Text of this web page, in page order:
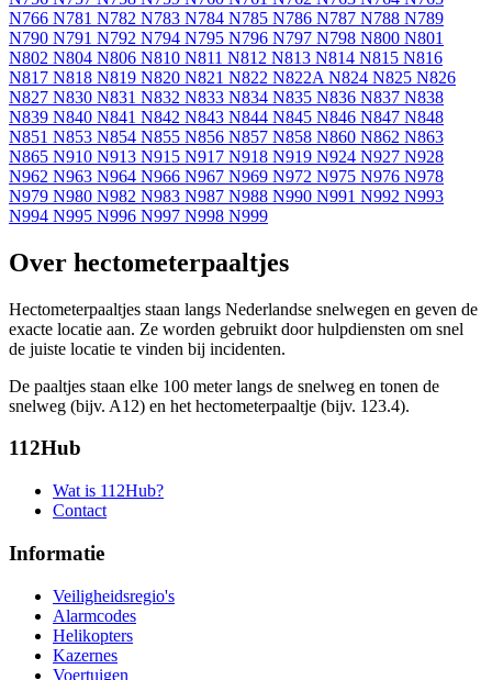
N766 N781 N782 N783 N784 N785 N786 N787 N788 N789
N790 N791 N792 N794 N795 N796 N797 N798 N800 N801
N802 N804 N806 N810 N811 N812 N813 N814 N815 N816
N817 N818 N819 N820 N821 N822 N822A N824 N825 N826
N827 N830 N831 N832 N833 N834 N835 N836 N837 N838
N839 N840 N841 N842 N843 N844 N845 N846 N847 N848
N851 N853 N854 N855 N856 N857 N858 N860 N862 N863
N865 N910 N913 N915 N917 N918 N919 N924 N927 N928
N962 N963 N964 N966 N967 N969 N972 N975 N976 N978
N979 N980 N982 N983 N987 N988 N990 N991 N992 N993
N994 N995 N996 N997 N998 N999
Over hectometerpaaltjes
Hectometerpaaltjes staan langs Nederlandse snelwegen en geven de
exacte locatie aan. Ze worden gebruikt door hulpdiensten om snel
de juiste locatie te vinden bij incidenten.
De paaltjes staan elke 100 meter langs de snelweg en tonen de
snelweg (bijv. A12) en het hectometerpaaltje (bijv. 123.4).
112Hub
Wat is 112Hub?
Contact
Informatie
Veiligheidsregio's
Alarmcodes
Helikopters
Kazernes
Voertuigen